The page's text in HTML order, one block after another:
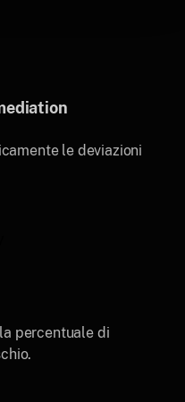
le deviazioni
percentuale di